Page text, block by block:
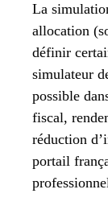
La
allocation
définir
simulateur
possible
fiscal,
réduction
portail